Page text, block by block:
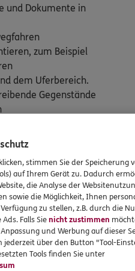
und Dokumente in
zum Beispiel
dem Uferbereich.
Gegenstände
Laufenden halten
Geräte wieder in
Sie sich von ihrer
einen Fachmann
und Wänden
dokumentieren. Die
schnellstmöglich
entfernen – auch
noch nicht da war
stimmen Sie der Speicherung
auf Ihrem Gerät zu. Dadurch
die Analyse der
sowie die Möglichkeit, Ihnen
zu stellen, z.B. durch die
Ads. Falls Sienicht zustimmen
und Werbung auf dieser
jederzeit über den Button "Tool-
Tools finden Sie unter